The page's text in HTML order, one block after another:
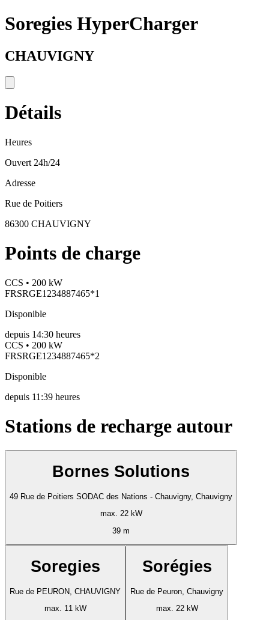
Soregies HyperCharger
CHAUVIGNY
Détails
Heures
Ouvert 24h/24
Adresse
Rue de Poitiers
86300 CHAUVIGNY
Points de charge
CCS • 200 kW
FRSRGE1234887465*1
Disponible
depuis 14:30 heures
CCS • 200 kW
FRSRGE1234887465*2
Disponible
depuis 11:39 heures
Stations de recharge autour
Bornes Solutions
49 Rue de Poitiers SODAC des Nations - Chauvigny, Chauvigny
max. 22 kW
39 m
Soregies
Rue de PEURON, CHAUVIGNY
max. 11 kW
Sorégies
Rue de Peuron, Chauvigny
max. 22 kW